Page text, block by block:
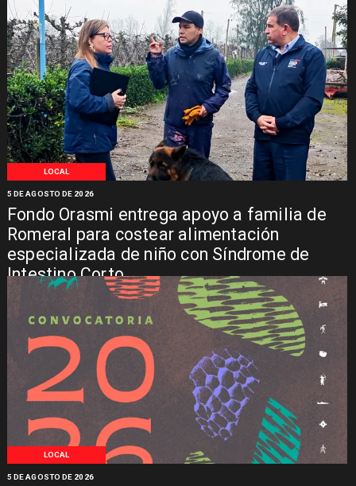
LOCAL
Fondo Orasmi entrega apoyo a familia de
Romeral para costear alimentación
especializada de niño con Síndrome de
Intestino Corto
5 DE AGOSTO DE 2026
LOCAL
5 DE AGOSTO DE 2026